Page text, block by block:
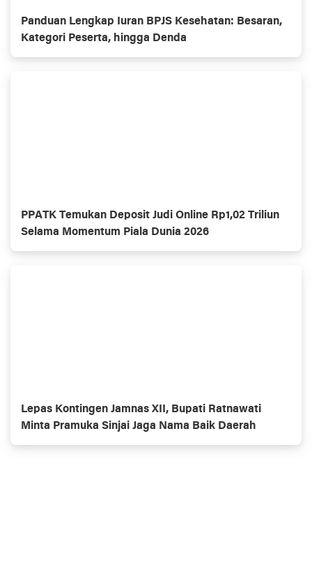
Panduan Lengkap Iuran BPJS Kesehatan: Besaran,
Kategori Peserta, hingga Denda
PPATK Temukan Deposit Judi Online Rp1,02 Triliun
Selama Momentum Piala Dunia 2026
Lepas Kontingen Jamnas XII, Bupati Ratnawati
Minta Pramuka Sinjai Jaga Nama Baik Daerah